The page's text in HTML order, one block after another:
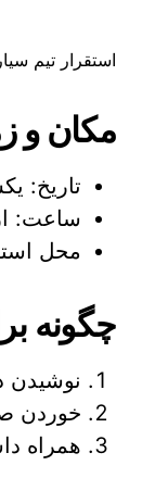
استقرار تیم
مکان و
تاریخ: یکشنبه، ۱۶
ساعت: از ۸ صبح تا
محل
چگونه
نوشیدن
خوردن
همراه